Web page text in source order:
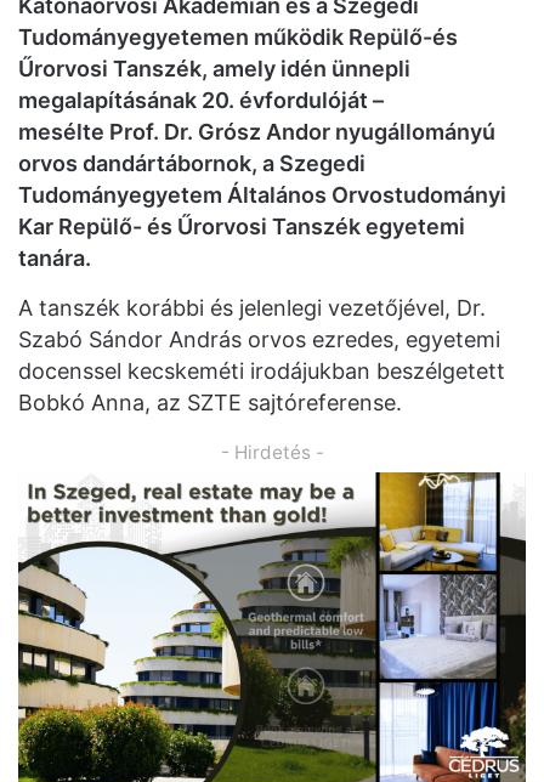
Tudományegyetemen működik Repülő-és
Űrorvosi Tanszék, amely idén ünnepli
megalapításának 20. évfordulóját –
mesélte Prof. Dr. Grósz Andor nyugállományú
orvos dandártábornok, a Szegedi
Tudományegyetem Általános Orvostudományi
Kar Repülő- és Űrorvosi Tanszék egyetemi
tanára.
A tanszék korábbi és jelenlegi vezetőjével, Dr.
Szabó Sándor András orvos ezredes, egyetemi
docenssel kecskeméti irodájukban beszélgetett
Bobkó Anna, az SZTE sajtóreferense.
- Hirdetés -